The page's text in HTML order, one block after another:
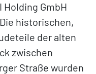
Holding GmbH
historischen,
der alten
zwischen
Straße wurden